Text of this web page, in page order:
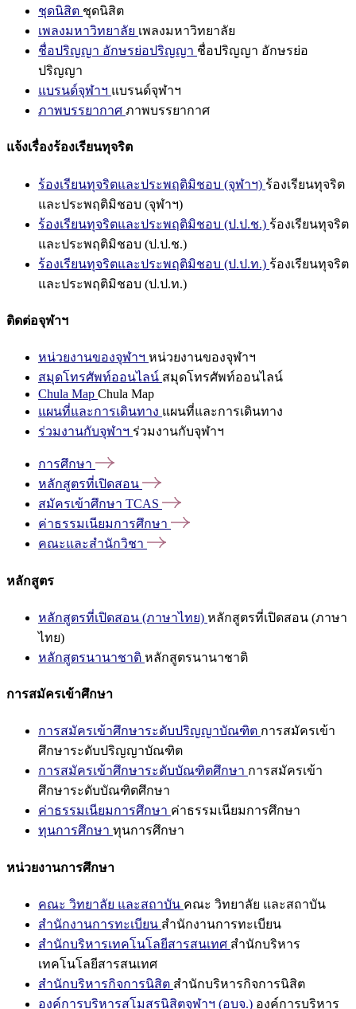
ชุดนิสิต ชุดนิสิต
เพลงมหาวิทยาลัย เพลงมหาวิทยาลัย
ชื่อปริญญา อักษรย่อปริญญา ชื่อปริญญา อักษรย่อ
ปริญญา
แบรนด์จุฬาฯ แบรนด์จุฬาฯ
ภาพบรรยากาศ ภาพบรรยากาศ
แจ้งเรื่องร้องเรียนทุจริต
ร้องเรียนทุจริตและประพฤติมิชอบ (จุฬาฯ) ร้องเรียนทุจริต
และประพฤติมิชอบ (จุฬาฯ)
ร้องเรียนทุจริตและประพฤติมิชอบ (ป.ป.ช.) ร้องเรียนทุจริต
และประพฤติมิชอบ (ป.ป.ช.)
ร้องเรียนทุจริตและประพฤติมิชอบ (ป.ป.ท.) ร้องเรียนทุจริต
และประพฤติมิชอบ (ป.ป.ท.)
ติดต่อจุฬาฯ
หน่วยงานของจุฬาฯ หน่วยงานของจุฬาฯ
สมุดโทรศัพท์ออนไลน์ สมุดโทรศัพท์ออนไลน์
Chula Map Chula Map
แผนที่และการเดินทาง แผนที่และการเดินทาง
ร่วมงานกับจุฬาฯ ร่วมงานกับจุฬาฯ
การศึกษา
หลักสูตรที่เปิดสอน
สมัครเข้าศึกษา TCAS
ค่าธรรมเนียมการศึกษา
คณะและสำนักวิชา
หลักสูตร
หลักสูตรที่เปิดสอน (ภาษาไทย) หลักสูตรที่เปิดสอน (ภาษา
ไทย)
หลักสูตรนานาชาติ หลักสูตรนานาชาติ
การสมัครเข้าศึกษา
การสมัครเข้าศึกษาระดับปริญญาบัณฑิต การสมัครเข้า
ศึกษาระดับปริญญาบัณฑิต
การสมัครเข้าศึกษาระดับบัณฑิตศึกษา การสมัครเข้า
ศึกษาระดับบัณฑิตศึกษา
ค่าธรรมเนียมการศึกษา ค่าธรรมเนียมการศึกษา
ทุนการศึกษา ทุนการศึกษา
หน่วยงานการศึกษา
คณะ วิทยาลัย และสถาบัน คณะ วิทยาลัย และสถาบัน
สำนักงานการทะเบียน สำนักงานการทะเบียน
สำนักบริหารเทคโนโลยีสารสนเทศ สำนักบริหาร
เทคโนโลยีสารสนเทศ
สำนักบริหารกิจการนิสิต สำนักบริหารกิจการนิสิต
องค์การบริหารสโมสรนิสิตจุฬาฯ (อบจ.) องค์การบริหาร